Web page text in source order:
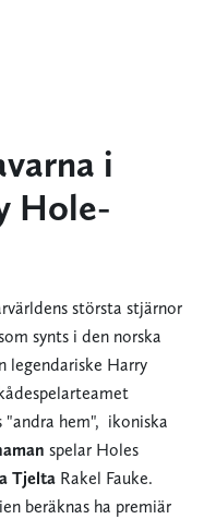
i
Hole-
största stjärnor
synts i den norska
legendariske Harry
"andra hem", ikoniska
spelar Holes
Tjelta Rakel Fauke.
beräknas ha premiär